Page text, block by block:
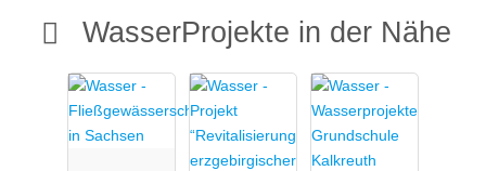
WasserProjekte in der Nähe